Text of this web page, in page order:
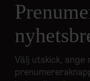
Välj utskick, ange